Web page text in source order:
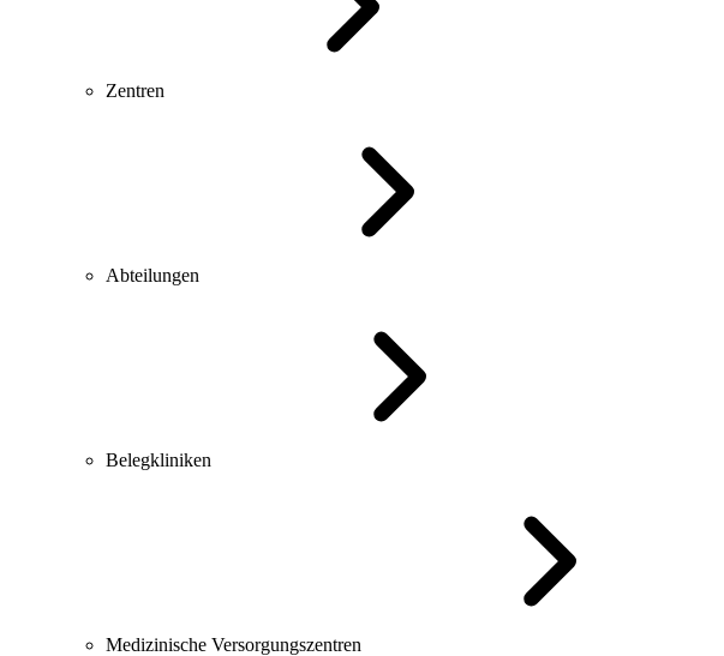
Zentren
Abteilungen
Belegkliniken
Medizinische Versorgungszentren